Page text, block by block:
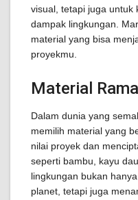
visual, tetapi juga untuk
dampak lingkungan.
material yang bisa
proyekmu.
Material
Dalam dunia yang
memilih material yang
nilai proyek dan
seperti bambu, kayu
lingkungan bukan
planet, tetapi juga